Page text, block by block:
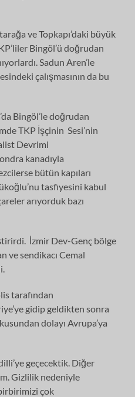
ve Topkapı’daki büyük
Bingöl’ü doğrudan
Sadun Aren’le
çalışmasının da bu
Bingöl’le doğrudan
TKP İşçinin Sesi’nin
Devrimi
kanadıyla
bütün kapıları
tasfiyesini kabul
arıyorduk bazı
İzmir Dev-Genç bölge
ve sendikacı Cemal
söz ederdi.
tarafından
gidip geldikten sonra
dolayı Avrupa’ya
geçecektik. Diğer
Gizlilik nedeniyle
çok